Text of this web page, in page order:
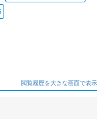
閲覧履歴を大きな画面で表示